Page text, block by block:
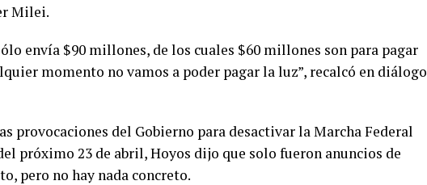
Milei.
envía $90 millones, de los cuales $60 millones son para pagar
momento no vamos a poder pagar la luz”, recalcó en diálogo
provocaciones del Gobierno para desactivar la Marcha Federal
próximo 23 de abril, Hoyos dijo que solo fueron anuncios de
pero no hay nada concreto.